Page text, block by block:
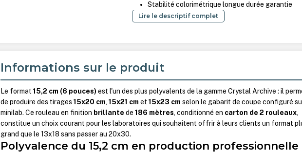
Stabilité colorimétrique longue durée garantie
Lire le descriptif complet
Informations sur le produit
Le format15,2 cm (6 pouces) est l'un des plus polyvalents de la gamme Crystal Archive : il
de produire des tirages15x20 cm,15x21 cm et15x23 cm selon le gabarit de coupe configuré
minilab. Ce rouleau en finition brillante de186 mètres, conditionné en carton de 2 rouleaux,
constitue un choix courant pour les laboratoires qui souhaitent offrir à leurs clients un format
grand que le 13x18 sans passer au 20x30.
Polyvalence du 15,2 cm en production professionnelle